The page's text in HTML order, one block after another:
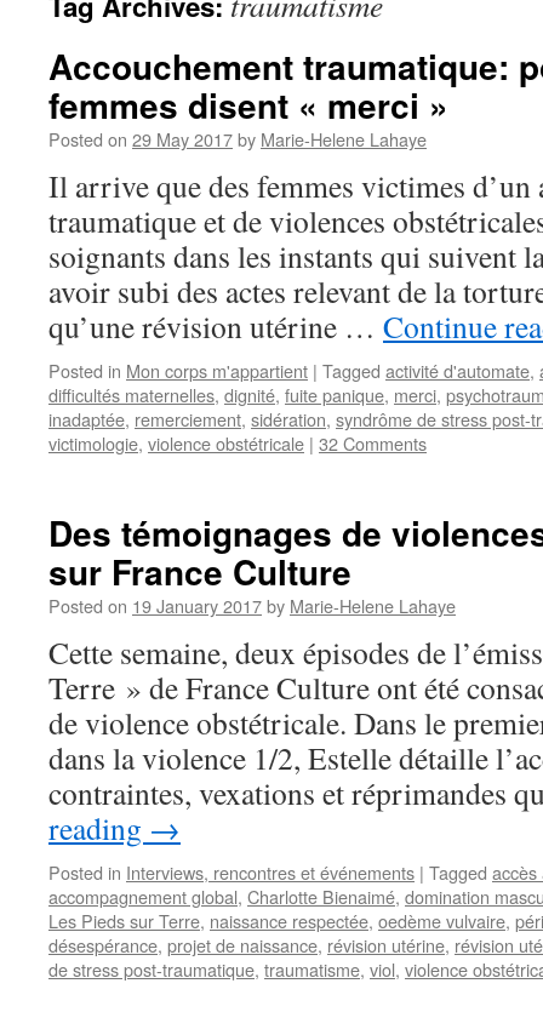
Accouchement traumatique:
femmes disent « merci »
Posted on 29 May 2017by Marie-Helene Lahaye
Il arrive que des femmes victimes d’un
traumatique et de violences
soignants dans les instants qui suivent
avoir subi des actes relevant de la
qu’une révision utérine … Continue
Posted in Mon corps m'appartient | Tagged activité d'automate,
difficultés maternelles, dignité, fuite panique, merci,
inadaptée, remerciement, sidération, syndrôme de stress post-
victimologie, violence obstétricale | 32 Comments
Des témoignages de
sur France Culture
Posted on 19 January 2017by Marie-Helene Lahaye
Cette semaine, deux épisodes de
Terre » de France Culture ont été
de violence obstétricale. Dans le
dans la violence 1/2, Estelle détaille
contraintes, vexations et réprimandes
reading →
Posted in Interviews, rencontres et événements | Tagged accès
accompagnement global, Charlotte Bienaimé, domination
Les Pieds sur Terre, naissance respectée, oedème vulvaire,
désespérance, projet de naissance, révision utérine, révision
de stress post-traumatique, traumatisme, viol, violence